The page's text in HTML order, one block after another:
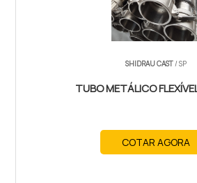
SHIDRAU CAST/ SP
TUBO METÁLICO
COTAR AGORA